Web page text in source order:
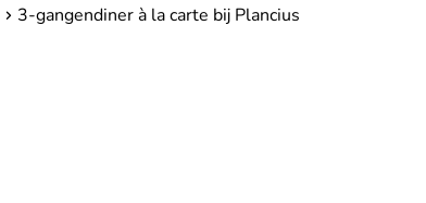
3-gangendiner à la carte bij Plancius